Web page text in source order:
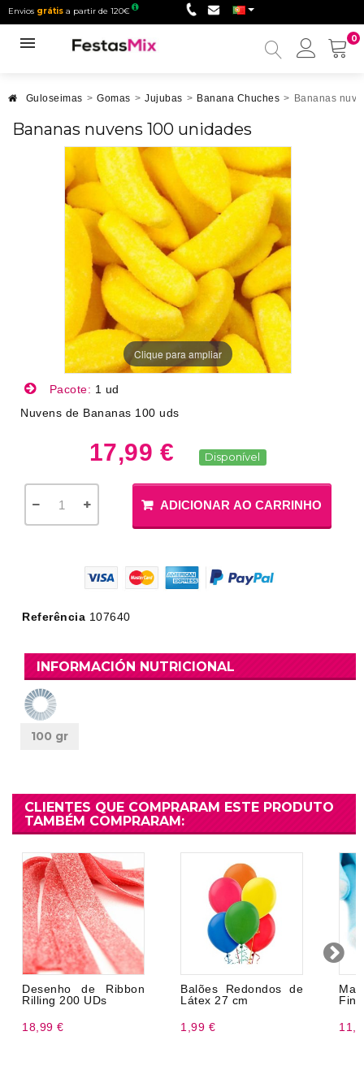
Envios grátis a partir de 120€
0
Minha
Guloseimas > Gomas > Jujubas > Banana Chuches > Bananas
Bananas nuvens 100 unidades
Clique para ampliar
Pacote: 1 ud
Nuvens de Bananas 100 uds
17,99 € Disponível
ADICIONAR AO CARRINHO
Referência 107640
INFORMACIÓN NUTRICIONAL
100 gr
CLIENTES QUE COMPRARAM ESTE PRODUTO
TAMBÉM COMPRARAM:
Desenho de Ribbon
Rilling 200 UDs
18,99 €
Balões Redondos de
Látex 27 cm
1,99 €
Fini